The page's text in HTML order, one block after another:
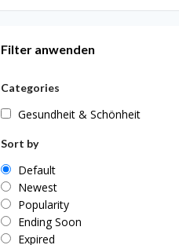
Filter anwenden
Categories
Gesundheit & Schönheit
Sort by
Default
Newest
Popularity
Ending Soon
Expired